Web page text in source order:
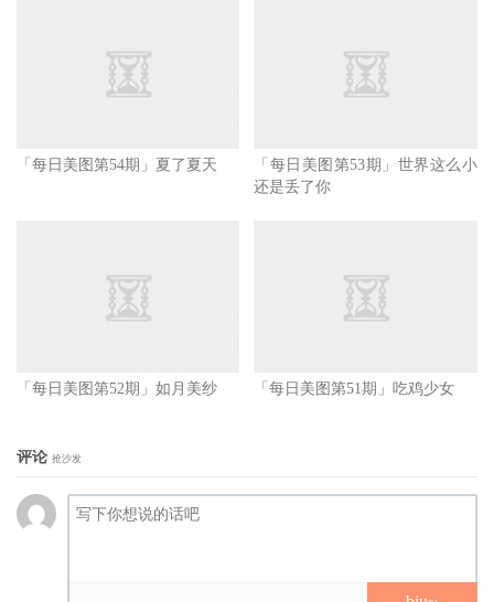
「每日美图第54期」夏了夏天
「每日美图第53期」世界这么小
还是丢了你
「每日美图第52期」如月美纱 「每日美图第51期」吃鸡少女
评论 抢沙发